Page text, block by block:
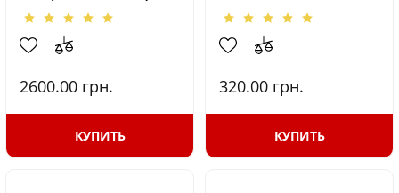
2600.00 грн.
КУПИТЬ
320.00 грн.
КУПИТЬ